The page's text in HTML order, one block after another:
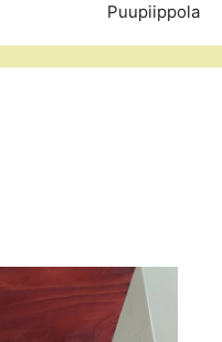
Puupiippola